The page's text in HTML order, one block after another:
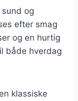
og
efter smag
og en hurtig
både hverdag
klassiske